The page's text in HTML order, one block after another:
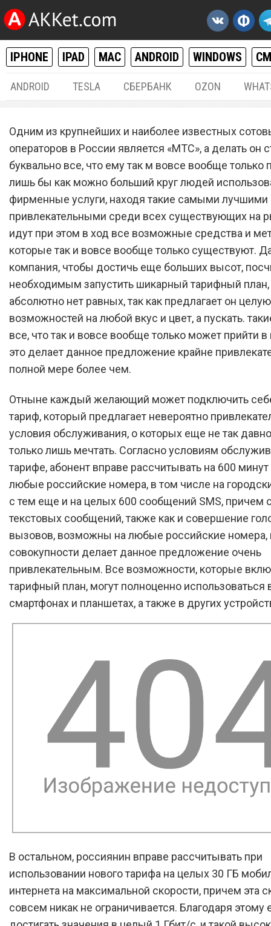
IPHONE IPAD MAC ANDROID WINDOWS
ANDROID TESLA СБЕРБАНК OZON
Сотовый оператор
«МТС» запустил
тарифный план, которому
абсолютно нет равных
Одним из крупнейших и наиболее известных
операторов в России является «МТС», а делать он
буквально все, что ему так м вовсе вообще только
лишь бы как можно больший круг людей
фирменные услуги, находя такие самыми лучшими
привлекательными среди всех существующих на
идут при этом в ход все возможные средства и
которые так и вовсе вообще только существуют.
компания, чтобы достичь еще больших высот,
необходимым запустить шикарный тарифный план,
абсолютно нет равных, так как предлагает он
возможностей на любой вкус и цвет, а пускать.
все, что так и вовсе вообще только может прийти в
это делает данное предложение крайне
полной мере более чем.
Отныне каждый желающий может подключить
тариф, который предлагает невероятно
условия обслуживания, о которых еще не так
только лишь мечтать. Согласно условиям
тарифе, абонент вправе рассчитывать на 600
любые российские номера, в том числе на
с тем еще и на целых 600 сообщений SMS, причем
текстовых сообщений, также как и совершение
вызовов, возможны на любые российские номера,
совокупности делает данное предложение очень
привлекательным. Все возможности, которые
тарифный план, могут полноценно использоваться
смартфонах и планшетах, а также в других
В остальном, россиянин вправе рассчитывать при
использовании нового тарифа на целых 30 ГБ
интернета на максимальной скорости, причем эта
совсем никак не ограничивается. Благодаря этому